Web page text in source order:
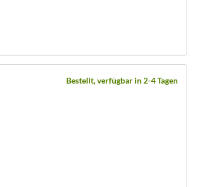
Bestellt, verfügbar in 2-4 Tagen